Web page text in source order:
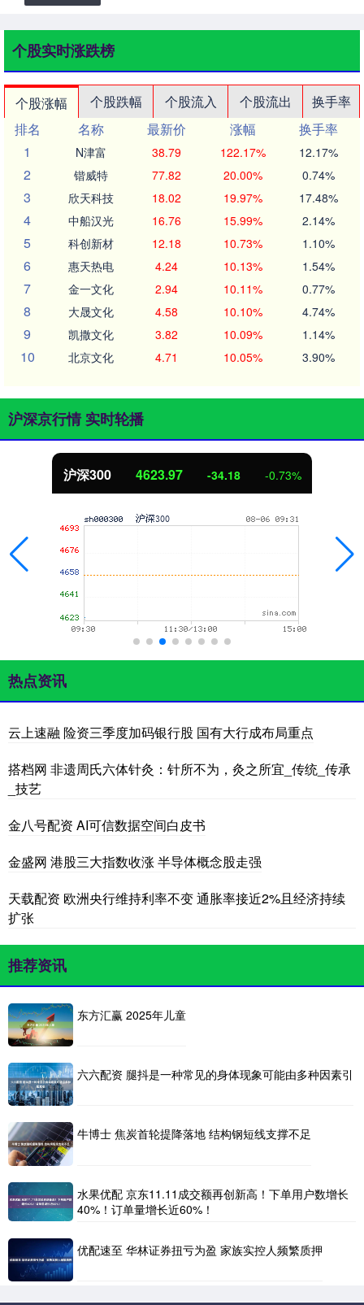
个股实时涨跌榜
个股涨幅 个股跌幅 个股流入 个股流出
换手率
排名
名称 最新价 涨幅
换手率
1
N津富 38.79 122.17% 12.17%
2 锴威特 77.82 20.00% 0.74%
3 欣天科技 18.02 19.97% 17.48%
4 中船汉光 16.76 15.99% 2.14%
5 科创新材 12.18 10.73% 1.10%
6 惠天热电 4.24 10.13% 1.54%
7 金一文化 2.94 10.11% 0.77%
8 大晟文化 4.58 10.10% 4.74%
9 凯撒文化 3.82 10.09% 1.14%
10 北京文化 4.71 10.05% 3.90%
沪深京行情 实时轮播
北证50 1115.34 -4.12 -0.37%
热点资讯
云上速融 险资三季度加码银行股 国有大行成布局重点
搭档网 非遗周氏六体针灸：针所不为，灸之所宜_传统_传承
_技艺
金八号配资 AI可信数据空间白皮书
金盛网 港股三大指数收涨 半导体概念股走强
天载配资 欧洲央行维持利率不变 通胀率接近2%且经济持续
扩张
推荐资讯
东方汇赢 2025年儿童
六六配资 腿抖是一种常见的身体现象可能由多种因素引
牛博士 焦炭首轮提降落地 结构钢短线支撑不足
水果优配 京东11.11成交额再创新高！下单用户数增长
40%！订单量增长近60%！
优配速至 华林证券扭亏为盈 家族实控人频繁质押